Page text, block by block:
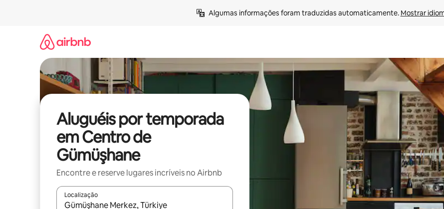
Algumas informações foram traduzidas automaticamente. Mostrar
Aluguéis por temporada
em Centro de
Gümüşhane
Encontre e reserve lugares incríveis no Airbnb
Localização
Quando os resultados estiverem disponíveis, explore-os usando as seta para cima e para baixo do teclado ou tocando